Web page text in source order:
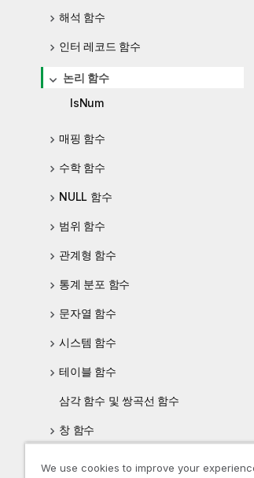
해석 함수
인터 레코드 함수
논리 함수
IsNum
매핑 함수
수학 함수
NULL 함수
범위 함수
관계형 함수
통계 분포 함수
문자열 함수
시스템 함수
테이블 함수
삼각 함수 및 쌍곡선 함수
창 함수
파일 시스템 액세스 제한
We use cookies to improve your